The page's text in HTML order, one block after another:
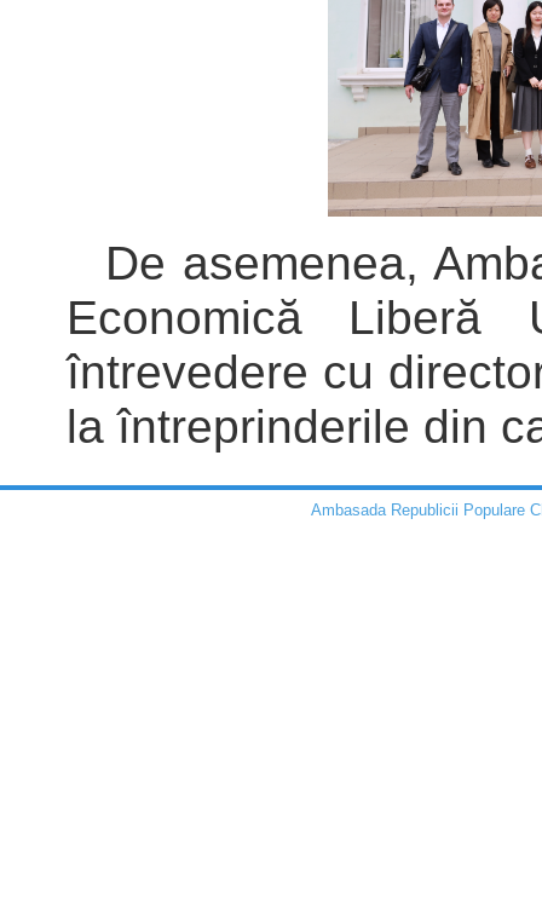
De asemenea,
Economică
întrevedere cu
la întreprinderile din
Ambasada Republicii Populare